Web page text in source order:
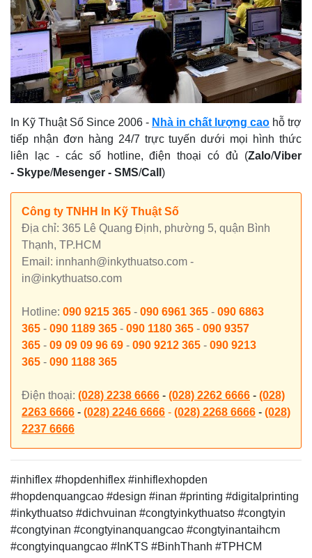
In Kỹ Thuật Số Since 2006 - Nhà in chất lượng cao hỗ trợ
tiếp nhận đơn hàng 24/7 trực tuyến dưới mọi hình thức
liên lạc - các số hotline, điện thoại có đủ (Zalo/Viber
- Skype/Mesenger - SMS/Call )
Công ty TNHH In Kỹ Thuật Số
Địa chỉ: 365 Lê Quang Định, phường 5, quận Bình
Thạnh, TP.HCM
Email: innhanh@inkythuatso.com -
in@inkythuatso.com
Hotline: 090 9215 365 - 090 6961 365 - 090 6863
365 - 090 1189 365 - 090 1180 365 - 090 9357
365 - 09 09 09 96 69 - 090 9212 365 - 090 9213
365 - 090 1188 365
Điện thoại: (028) 2238 6666 - (028) 2262 6666 - (028)
2263 6666 - (028) 2246 6666 - (028) 2268 6666 - (028)
2237 6666
#inhiflex #hopdenhiflex #inhiflexhopden
#hopdenquangcao #design #inan #printing #digitalprinting
#inkythuatso #dichvuinan #congtyinkythuatso #congtyin
#congtyinan #congtyinanquangcao #congtyinantaihcm
#congtyinquangcao #InKTS #BinhThanh #TPHCM